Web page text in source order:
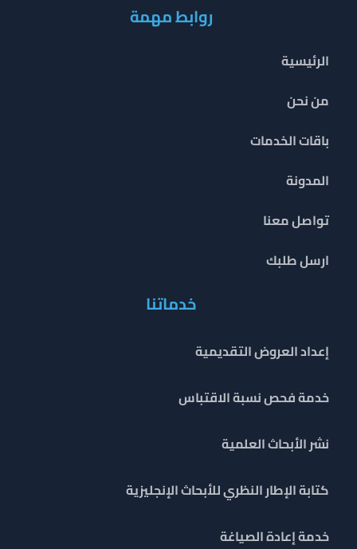
روابط مهمة
الرئيسية
من نحن
باقات الخدمات
المدونة
تواصل معنا
ارسل طلبك
خدماتنا
إعداد العروض التقديمية
خدمة فحص نسبة الاقتباس
نشر الأبحاث العلمية
كتابة الإطار النظري للأبحاث الإنجليزية
خدمة إعادة الصياغة